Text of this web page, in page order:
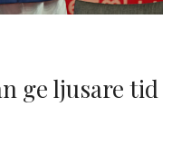
ge ljusare tid